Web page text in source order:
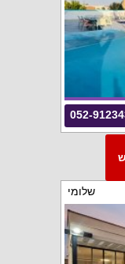
052-
שלומי